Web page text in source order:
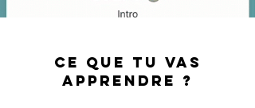
CE QUE TU VAS
APPRENDRE ?